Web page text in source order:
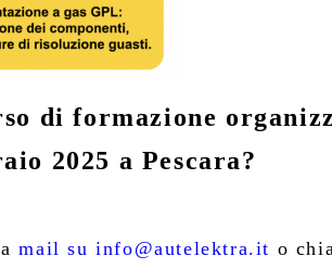
di formazione
2025 a Pescara?
mail su info@autelektra.it o